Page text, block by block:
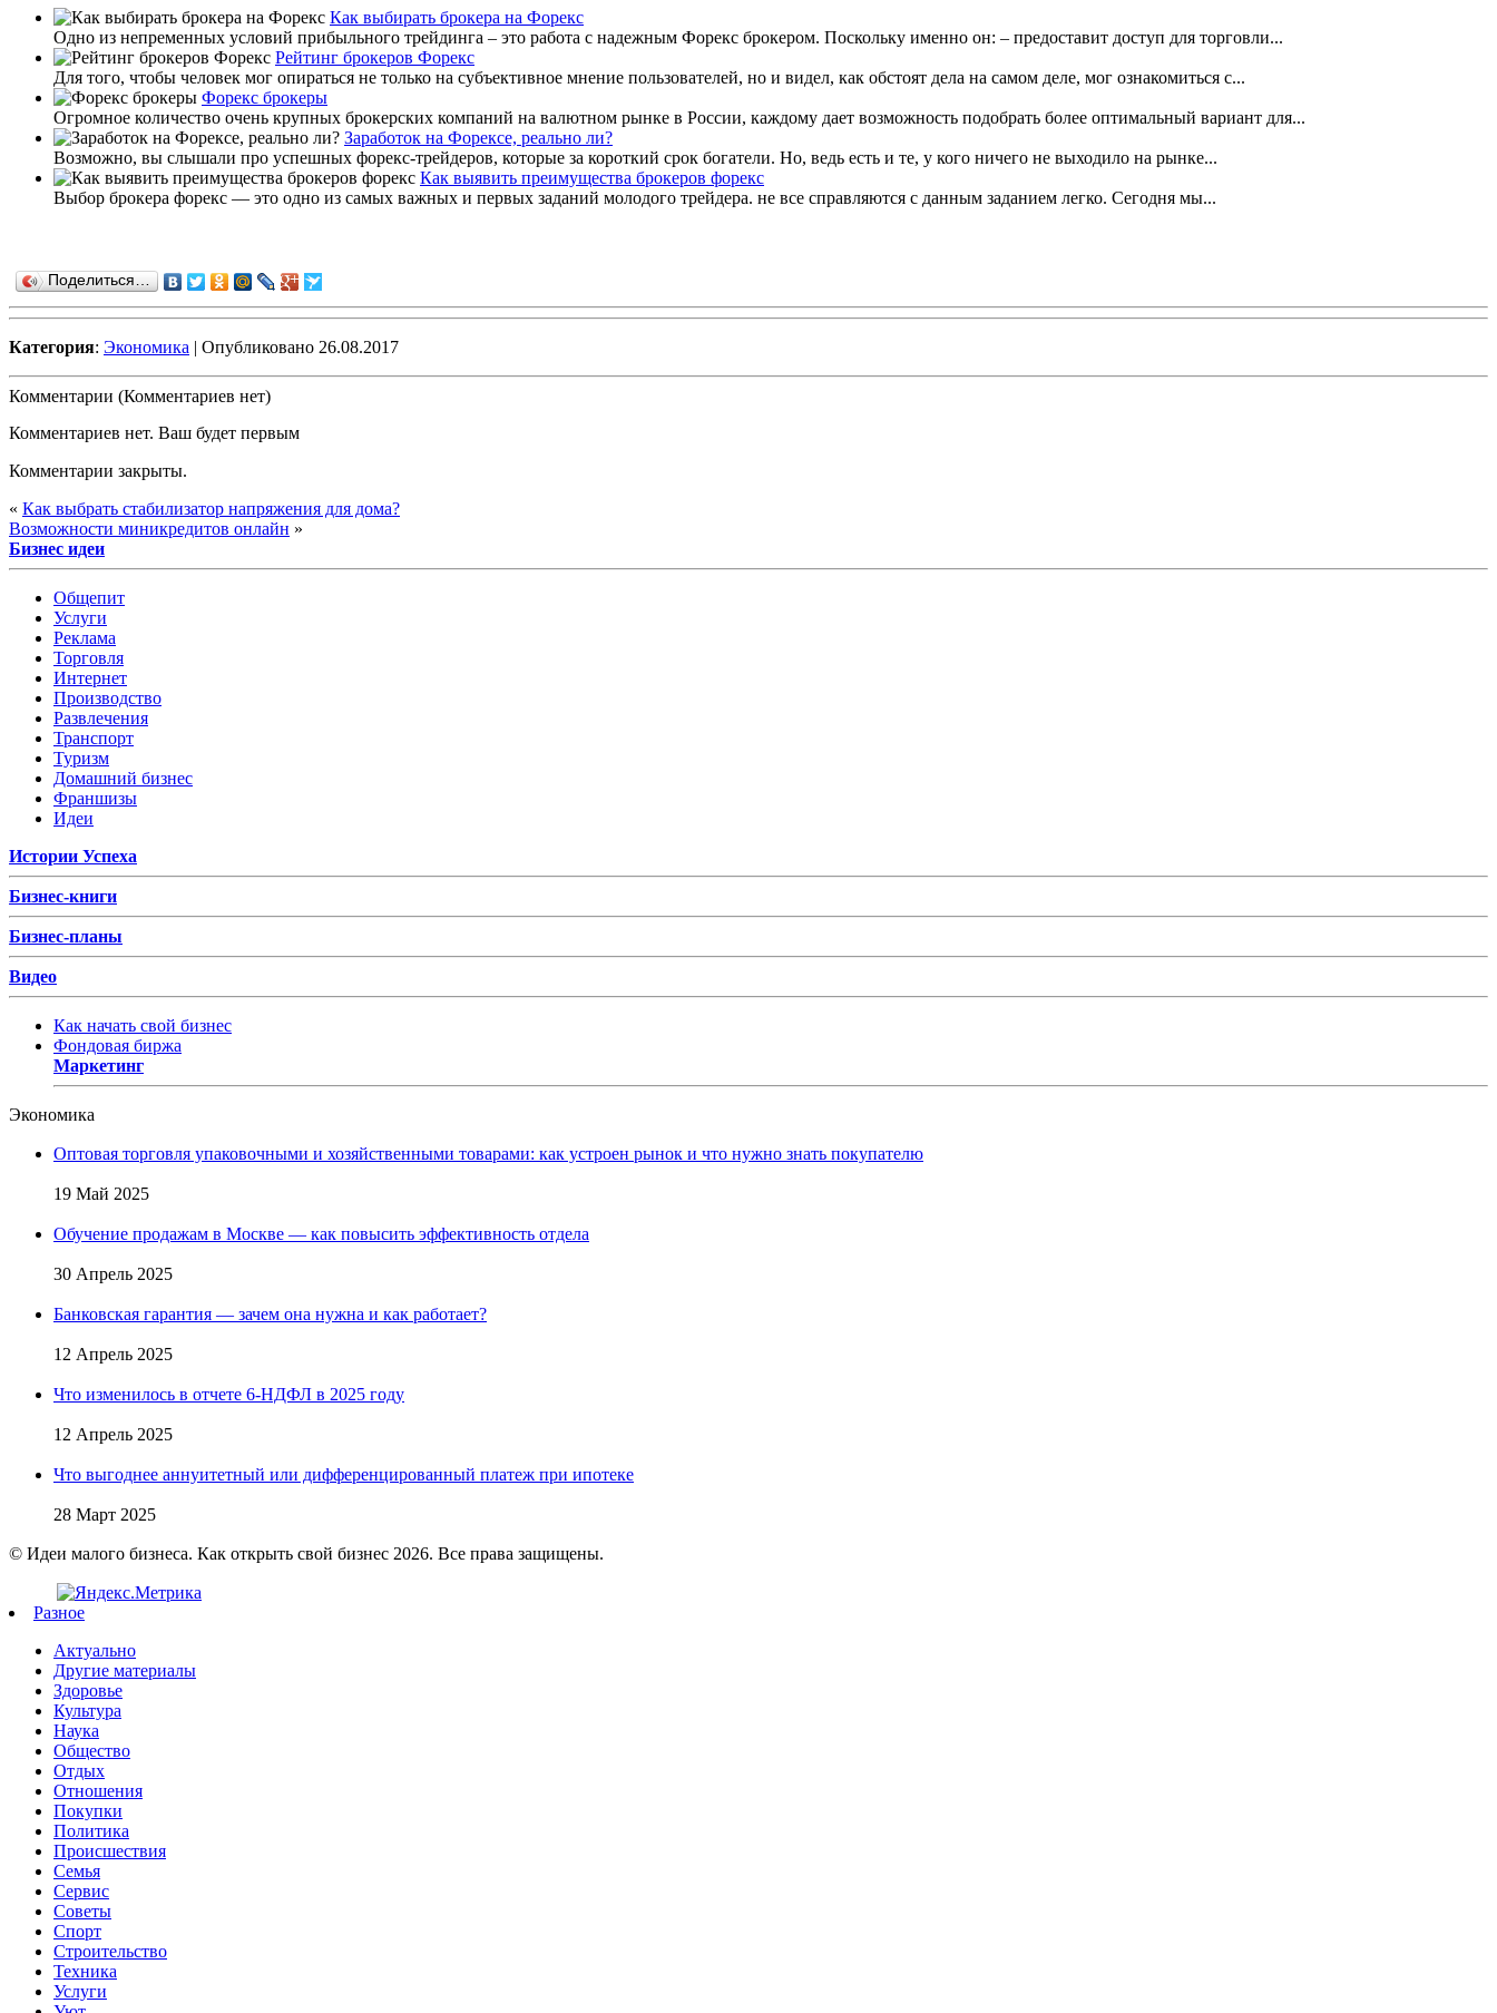
Как выбирать брокера на Форекс
Одно из непременных условий прибыльного трейдинга – это работа с надежным Форекс брокером. Поскольку именно он: – предоставит доступ для торговли...
Рейтинг брокеров Форекс
Для того, чтобы человек мог опираться не только на субъективное мнение пользователей, но и видел, как обстоят дела на самом деле, мог ознакомиться с...
Форекс брокеры
Огромное количество очень крупных брокерских компаний на валютном рынке в России, каждому дает возможность подобрать более оптимальный вариант для...
Заработок на Форексе, реально ли?
Возможно, вы слышали про успешных форекс-трейдеров, которые за короткий срок богатели. Но, ведь есть и те, у кого ничего не выходило на рынке...
Как выявить преимущества брокеров форекс
Выбор брокера форекс — это одно из самых важных и первых заданий молодого трейдера. не все справляются с данным заданием легко. Сегодня мы...
Поделиться…
Категория: Экономика | Опубликовано 26.08.2017
Комментарии (Комментариев нет)
Комментариев нет. Ваш будет первым
Комментарии закрыты.
« Как выбрать стабилизатор напряжения для дома?
Возможности миникредитов онлайн »
Бизнес идеи
Общепит
Услуги
Реклама
Торговля
Интернет
Производство
Развлечения
Транспорт
Туризм
Домашний бизнес
Франшизы
Идеи
Истории Успеха
Бизнес-книги
Бизнес-планы
Видео
Как начать свой бизнес
Фондовая биржа
Маркетинг
Экономика
Оптовая торговля упаковочными и хозяйственными товарами: как устроен рынок и что нужно знать покупателю
19 Май 2025
Обучение продажам в Москве — как повысить эффективность отдела
30 Апрель 2025
Банковская гарантия — зачем она нужна и как работает?
12 Апрель 2025
Что изменилось в отчете 6-НДФЛ в 2025 году
12 Апрель 2025
Что выгоднее аннуитетный или дифференцированный платеж при ипотеке
28 Март 2025
© Идеи малого бизнеса. Как открыть свой бизнес 2026. Все права защищены.
Разное
Актуально
Другие материалы
Здоровье
Культура
Наука
Общество
Отдых
Отношения
Покупки
Политика
Происшествия
Семья
Сервис
Советы
Спорт
Строительство
Техника
Услуги